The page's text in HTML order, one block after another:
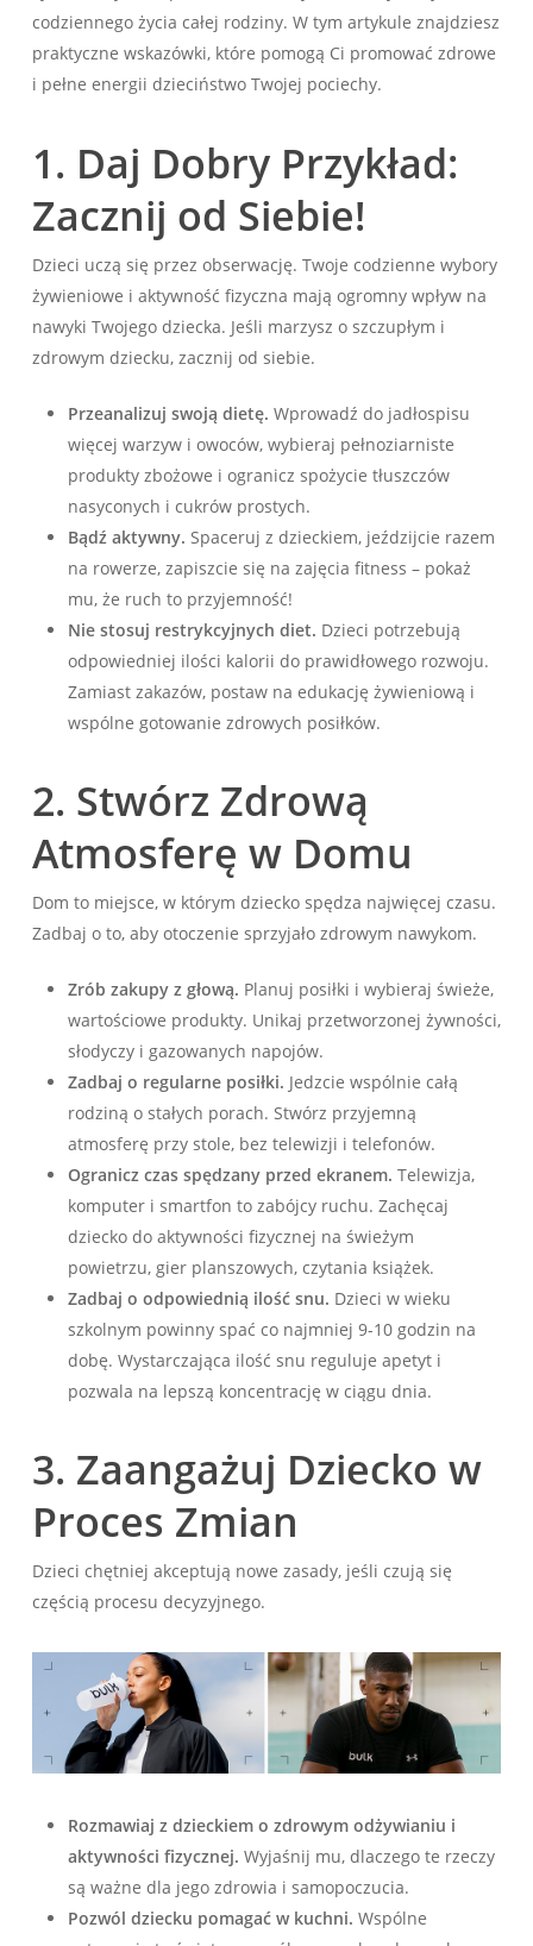
codziennego życia całej rodziny. W tym artykule znajdziesz
praktyczne wskazówki, które pomogą Ci promować zdrowe
i pełne energii dzieciństwo Twojej pociechy.
1. Daj Dobry Przykład:
Zacznij od Siebie!
Dzieci uczą się przez obserwację. Twoje codzienne wybory
żywieniowe i aktywność fizyczna mają ogromny wpływ na
nawyki Twojego dziecka. Jeśli marzysz o szczupłym i
zdrowym dziecku, zacznij od siebie.
Przeanalizuj swoją dietę. Wprowadź do jadłospisu
więcej warzyw i owoców, wybieraj pełnoziarniste
produkty zbożowe i ogranicz spożycie tłuszczów
nasyconych i cukrów prostych.
Bądź aktywny. Spaceruj z dzieckiem, jeździjcie razem
na rowerze, zapiszcie się na zajęcia fitness – pokaż
mu, że ruch to przyjemność!
Nie stosuj restrykcyjnych diet. Dzieci potrzebują
odpowiedniej ilości kalorii do prawidłowego rozwoju.
Zamiast zakazów, postaw na edukację żywieniową i
wspólne gotowanie zdrowych posiłków.
2. Stwórz Zdrową
Atmosferę w Domu
Dom to miejsce, w którym dziecko spędza najwięcej czasu.
Zadbaj o to, aby otoczenie sprzyjało zdrowym nawykom.
Zrób zakupy z głową. Planuj posiłki i wybieraj świeże,
wartościowe produkty. Unikaj przetworzonej żywności,
słodyczy i gazowanych napojów.
Zadbaj o regularne posiłki. Jedzcie wspólnie całą
rodziną o stałych porach. Stwórz przyjemną
atmosferę przy stole, bez telewizji i telefonów.
Ogranicz czas spędzany przed ekranem. Telewizja,
komputer i smartfon to zabójcy ruchu. Zachęcaj
dziecko do aktywności fizycznej na świeżym
powietrzu, gier planszowych, czytania książek.
Zadbaj o odpowiednią ilość snu. Dzieci w wieku
szkolnym powinny spać co najmniej 9-10 godzin na
dobę. Wystarczająca ilość snu reguluje apetyt i
pozwala na lepszą koncentrację w ciągu dnia.
3. Zaangażuj Dziecko w
Proces Zmian
Dzieci chętniej akceptują nowe zasady, jeśli czują się
częścią procesu decyzyjnego.
Rozmawiaj z dzieckiem o zdrowym odżywianiu i
aktywności fizycznej. Wyjaśnij mu, dlaczego te rzeczy
są ważne dla jego zdrowia i samopoczucia.
Pozwól dziecku pomagać w kuchni. Wspólne